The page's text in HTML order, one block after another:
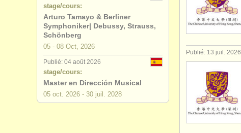
Publié: 13 juil. 2026
stage/cours:
Arturo Tamayo & Berliner
Symphoniker| Debussy, Strauss,
Schönberg
05 - 08 Oct, 2026
Publié: 04 août 2026
stage/cours:
Master en Dirección Musical
05 oct. 2026 - 30 juil. 2028